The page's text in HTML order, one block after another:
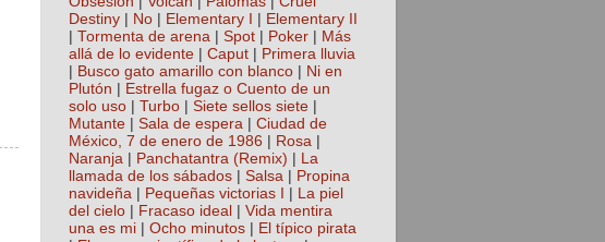
Destiny
No Elementary I
Elementary II
Tormenta de arena Spot Poker
Más
allá de lo evidente
Caput
Primera lluvia
Busco gato amarillo con blanco
Ni en
Plutón
Estrella fugaz o Cuento de un
solo uso
Turbo Siete sellos siete
Mutante
Sala de espera
Ciudad de
México, 7 de enero de 1986
Rosa
Naranja
Panchatantra (Remix)
La
llamada de los sábados
Salsa
Propina
navideña
Pequeñas victorias I
La piel
del cielo
Fracaso ideal
Vida mentira
una es mi
Ocho minutos
El típico pirata